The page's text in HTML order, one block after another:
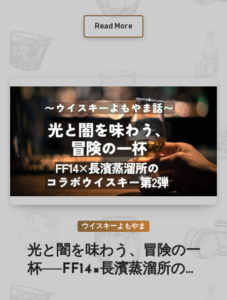
Read More
ウイスキーよもやま
光と闇を味わう、冒険の一
杯──FF14×長濱蒸溜所のコ